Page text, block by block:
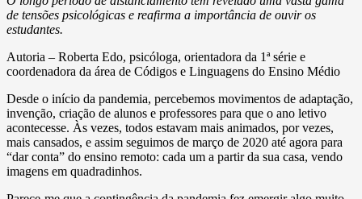
de tensões psicológicas e reafirma a importância de ouvir os
estudantes.
Autoria – Roberta Edo, psicóloga, orientadora da 1ª série e
coordenadora da área de Códigos e Linguagens do Ensino Médio
Desde o início da pandemia, percebemos movimentos de adaptação,
invenção, criação de alunos e professores para que o ano letivo
acontecesse. Às vezes, todos estavam mais animados, por vezes,
mais cansados, e assim seguimos de março de 2020 até agora para
“dar conta” do ensino remoto: cada um a partir da sua casa, vendo
imagens em quadradinhos.